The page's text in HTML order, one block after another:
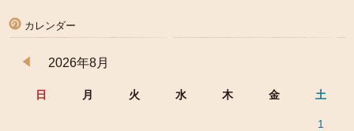
カレンダー
2026年8月
日 月 火 水 木 金 土
1